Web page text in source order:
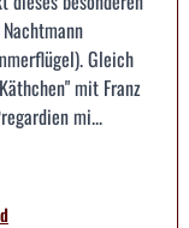
Gleich
mit Franz
mi...